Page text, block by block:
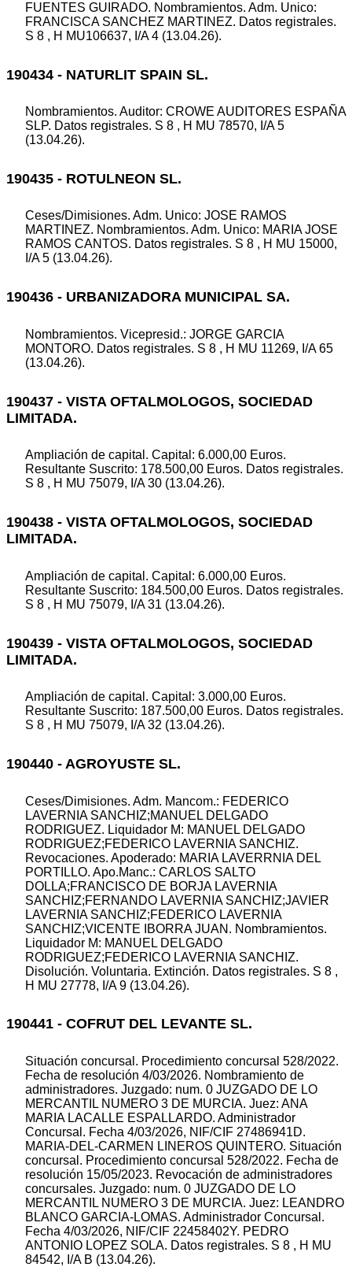
FUENTES GUIRADO. Nombramientos. Adm. Unico:
FRANCISCA SANCHEZ MARTINEZ. Datos registrales.
S 8 , H MU106637, I/A 4 (13.04.26).
190434 - NATURLIT SPAIN SL.
Nombramientos. Auditor: CROWE AUDITORES ESPAÑA
SLP. Datos registrales. S 8 , H MU 78570, I/A 5
(13.04.26).
190435 - ROTULNEON SL.
Ceses/Dimisiones. Adm. Unico: JOSE RAMOS
MARTINEZ. Nombramientos. Adm. Unico: MARIA JOSE
RAMOS CANTOS. Datos registrales. S 8 , H MU 15000,
I/A 5 (13.04.26).
190436 - URBANIZADORA MUNICIPAL SA.
Nombramientos. Vicepresid.: JORGE GARCIA
MONTORO. Datos registrales. S 8 , H MU 11269, I/A 65
(13.04.26).
190437 - VISTA OFTALMOLOGOS, SOCIEDAD
LIMITADA.
Ampliación de capital. Capital: 6.000,00 Euros.
Resultante Suscrito: 178.500,00 Euros. Datos registrales.
S 8 , H MU 75079, I/A 30 (13.04.26).
190438 - VISTA OFTALMOLOGOS, SOCIEDAD
LIMITADA.
Ampliación de capital. Capital: 6.000,00 Euros.
Resultante Suscrito: 184.500,00 Euros. Datos registrales.
S 8 , H MU 75079, I/A 31 (13.04.26).
190439 - VISTA OFTALMOLOGOS, SOCIEDAD
LIMITADA.
Ampliación de capital. Capital: 3.000,00 Euros.
Resultante Suscrito: 187.500,00 Euros. Datos registrales.
S 8 , H MU 75079, I/A 32 (13.04.26).
190440 - AGROYUSTE SL.
Ceses/Dimisiones. Adm. Mancom.: FEDERICO
LAVERNIA SANCHIZ;MANUEL DELGADO
RODRIGUEZ. Liquidador M: MANUEL DELGADO
RODRIGUEZ;FEDERICO LAVERNIA SANCHIZ.
Revocaciones. Apoderado: MARIA LAVERRNIA DEL
PORTILLO. Apo.Manc.: CARLOS SALTO
DOLLA;FRANCISCO DE BORJA LAVERNIA
SANCHIZ;FERNANDO LAVERNIA SANCHIZ;JAVIER
LAVERNIA SANCHIZ;FEDERICO LAVERNIA
SANCHIZ;VICENTE IBORRA JUAN. Nombramientos.
Liquidador M: MANUEL DELGADO
RODRIGUEZ;FEDERICO LAVERNIA SANCHIZ.
Disolución. Voluntaria. Extinción. Datos registrales. S 8 ,
H MU 27778, I/A 9 (13.04.26).
190441 - COFRUT DEL LEVANTE SL.
Situación concursal. Procedimiento concursal 528/2022.
Fecha de resolución 4/03/2026. Nombramiento de
administradores. Juzgado: num. 0 JUZGADO DE LO
MERCANTIL NUMERO 3 DE MURCIA. Juez: ANA
MARIA LACALLE ESPALLARDO. Administrador
Concursal. Fecha 4/03/2026, NIF/CIF 27486941D.
MARIA-DEL-CARMEN LINEROS QUINTERO. Situación
concursal. Procedimiento concursal 528/2022. Fecha de
resolución 15/05/2023. Revocación de administradores
concursales. Juzgado: num. 0 JUZGADO DE LO
MERCANTIL NUMERO 3 DE MURCIA. Juez: LEANDRO
BLANCO GARCIA-LOMAS. Administrador Concursal.
Fecha 4/03/2026, NIF/CIF 22458402Y. PEDRO
ANTONIO LOPEZ SOLA. Datos registrales. S 8 , H MU
84542, I/A B (13.04.26).